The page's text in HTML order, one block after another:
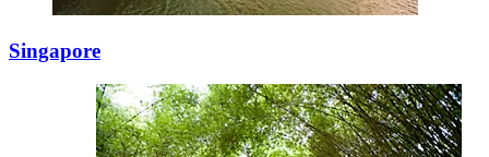
Singapore